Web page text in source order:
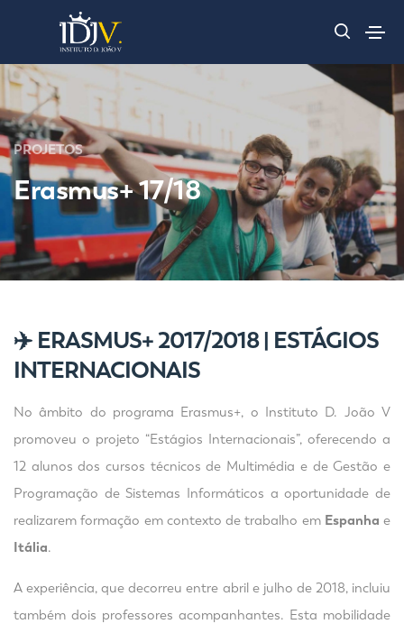
PROJETOS
Erasmus+ 17/18
✈️ ERASMUS+ 2017/2018 | ESTÁGIOS
INTERNACIONAIS
No âmbito do programa Erasmus+, o Instituto D. João V
promoveu o projeto “Estágios Internacionais”, oferecendo a
12 alunos dos cursos técnicos de Multimédia e de Gestão e
Programação de Sistemas Informáticos a oportunidade de
realizarem formação em contexto de trabalho em Espanha e
Itália.
A experiência, que decorreu entre abril e julho de 2018, incluiu
também dois professores acompanhantes. Esta mobilidade